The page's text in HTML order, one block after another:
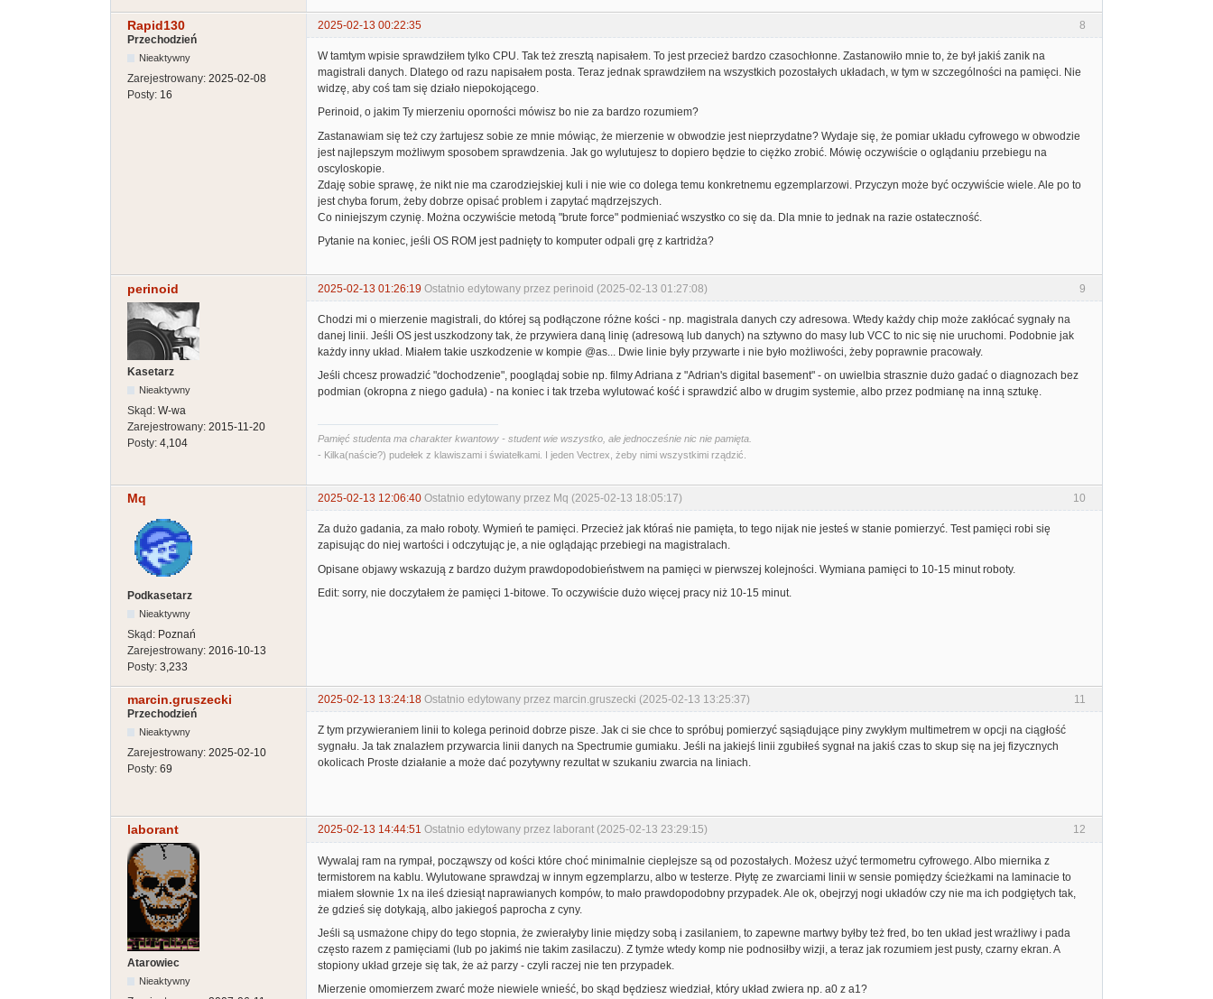
8
Rapid130
2025-02-13 00:22:35
Przechodzień
Nieaktywny
Zarejestrowany: 2025-02-08
Posty: 16
W tamtym wpisie sprawdziłem tylko CPU. Tak też zresztą napisałem. To jest przecież bardzo czasochłonne. Zastanowiło mnie to, że był jakiś zanik na
magistrali danych. Dlatego od razu napisałem posta. Teraz jednak sprawdziłem na wszystkich pozostałych układach, w tym w szczególności na pamięci. Nie
widzę, aby coś tam się działo niepokojącego.
Perinoid, o jakim Ty mierzeniu oporności mówisz bo nie za bardzo rozumiem?
Zastanawiam się też czy żartujesz sobie ze mnie mówiąc, że mierzenie w obwodzie jest nieprzydatne? Wydaje się, że pomiar układu cyfrowego w obwodzie
jest najlepszym możliwym sposobem sprawdzenia. Jak go wylutujesz to dopiero będzie to ciężko zrobić. Mówię oczywiście o oglądaniu przebiegu na
oscyloskopie.
Zdaję sobie sprawę, że nikt nie ma czarodziejskiej kuli i nie wie co dolega temu konkretnemu egzemplarzowi. Przyczyn może być oczywiście wiele. Ale po to
jest chyba forum, żeby dobrze opisać problem i zapytać mądrzejszych.
Co niniejszym czynię. Można oczywiście metodą "brute force" podmieniać wszystko co się da. Dla mnie to jednak na razie ostateczność.
Pytanie na koniec, jeśli OS ROM jest padnięty to komputer odpali grę z kartridża?
9
perinoid 2025-02-13 01:26:19 Ostatnio edytowany przez perinoid (2025-02-13 01:27:08)
Kasetarz
Nieaktywny
Skąd: W-wa
Zarejestrowany: 2015-11-20
Posty: 4,104
Chodzi mi o mierzenie magistrali, do której są podłączone różne kości - np. magistrala danych czy adresowa. Wtedy każdy chip może zakłócać sygnały na
danej linii. Jeśli OS jest uszkodzony tak, że przywiera daną linię (adresową lub danych) na sztywno do masy lub VCC to nic się nie uruchomi. Podobnie jak
każdy inny układ. Miałem takie uszkodzenie w kompie @as... Dwie linie były przywarte i nie było możliwości, żeby poprawnie pracowały.
Jeśli chcesz prowadzić "dochodzenie", pooglądaj sobie np. filmy Adriana z "Adrian's digital basement" - on uwielbia strasznie dużo gadać o diagnozach bez
podmian (okropna z niego gaduła) - na koniec i tak trzeba wylutować kość i sprawdzić albo w drugim systemie, albo przez podmianę na inną sztukę.
Pamięć studenta ma charakter kwantowy - student wie wszystko, ale jednocześnie nic nie pamięta.
- Kilka(naście?) pudełek z klawiszami i światełkami. I jeden Vectrex, żeby nimi wszystkimi rządzić.
10
Mq 2025-02-13 12:06:40 Ostatnio edytowany przez Mq (2025-02-13 18:05:17)
Podkasetarz
Nieaktywny
Skąd: Poznań
Zarejestrowany: 2016-10-13
Posty: 3,233
Za dużo gadania, za mało roboty. Wymień te pamięci. Przecież jak któraś nie pamięta, to tego nijak nie jesteś w stanie pomierzyć. Test pamięci robi się
zapisując do niej wartości i odczytując je, a nie oglądając przebiegi na magistralach.
Opisane objawy wskazują z bardzo dużym prawdopodobieństwem na pamięci w pierwszej kolejności. Wymiana pamięci to 10-15 minut roboty.
Edit: sorry, nie doczytałem że pamięci 1-bitowe. To oczywiście dużo więcej pracy niż 10-15 minut.
11
marcin.gruszecki 2025-02-13 13:24:18 Ostatnio edytowany przez marcin.gruszecki (2025-02-13 13:25:37)
Przechodzień
Nieaktywny
Zarejestrowany: 2025-02-10
Posty: 69
Z tym przywieraniem linii to kolega perinoid dobrze pisze. Jak ci sie chce to spróbuj pomierzyć sąsiądujące piny zwykłym multimetrem w opcji na ciągłość
sygnału. Ja tak znalazłem przywarcia linii danych na Spectrumie gumiaku. Jeśli na jakiejś linii zgubiłeś sygnał na jakiś czas to skup się na jej fizycznych
okolicach Proste działanie a może dać pozytywny rezultat w szukaniu zwarcia na liniach.
12
laborant 2025-02-13 14:44:51 Ostatnio edytowany przez laborant (2025-02-13 23:29:15)
Atarowiec
Nieaktywny
Wywalaj ram na rympał, począwszy od kości które choć minimalnie cieplejsze są od pozostałych. Możesz użyć termometru cyfrowego. Albo miernika z
termistorem na kablu. Wylutowane sprawdzaj w innym egzemplarzu, albo w testerze. Płytę ze zwarciami linii w sensie pomiędzy ścieżkami na laminacie to
miałem słownie 1x na ileś dziesiąt naprawianych kompów, to mało prawdopodobny przypadek. Ale ok, obejrzyj nogi układów czy nie ma ich podgiętych tak,
że gdzieś się dotykają, albo jakiegoś paprocha z cyny.
Jeśli są usmażone chipy do tego stopnia, że zwierałyby linie między sobą i zasilaniem, to zapewne martwy byłby też fred, bo ten układ jest wrażliwy i pada
często razem z pamięciami (lub po jakimś nie takim zasilaczu). Z tymże wtedy komp nie podnosiłby wizji, a teraz jak rozumiem jest pusty, czarny ekran. A
stopiony układ grzeje się tak, że aż parzy - czyli raczej nie ten przypadek.
Mierzenie omomierzem zwarć może niewiele wnieść, bo skąd będziesz wiedział, który układ zwiera np. a0 z a1?